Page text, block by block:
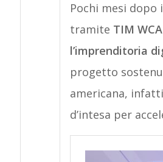
Pochi mesi dopo
tramite TIM
l’imprenditoria
progetto
americana,
d’intesa per